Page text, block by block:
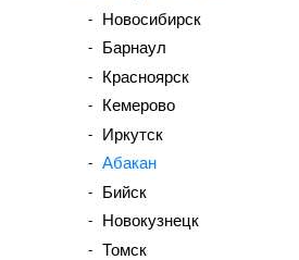
Новосибирск
Барнаул
Красноярск
Кемерово
Иркутск
Абакан
Бийск
Новокузнецк
Томск